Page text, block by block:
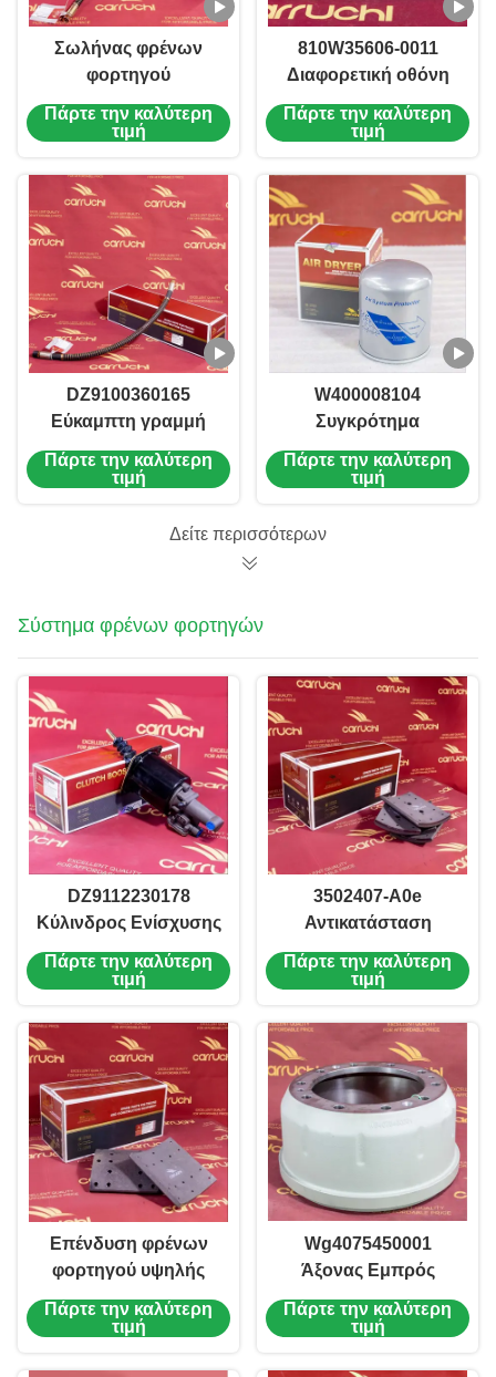
Σωλήνας φρένων
φορτηγού
DZ9100360175,
ανταλλακτικά σασί
SHACMAN F3000
M3000 F2000 XM3000
Πάρτε την καλύτερη
τιμή
810W35606-0011
Διαφορετική οθόνη
HD469-2510011
HOWO Sitrak MCY13
Πάρτε την καλύτερη
τιμή
DZ9100360165
Εύκαμπτη γραμμή
φρένων Ανταλλακτικά
πλαισίου φορτηγού
Πάρτε την καλύτερη
τιμή
W400008104
Συγκρότημα
Στεγνωτήρα Αέρα
DZ96189361078
Dryer Assy ΓΙΑ
Πάρτε την καλύτερη
τιμή
Δείτε περισσότερων
Σύστημα φρένων φορτηγών
DZ9112230178
Κύλινδρος Ενίσχυσης
Συμπλέκτη
KM7800004 Shacman
Ανταλλακτικά
Φορτηγών
Πάρτε την καλύτερη
τιμή
3502407-A0e
Αντικατάσταση
Επένδυσης Φρένων
Για FAW J6 J6p J6l J7
Λειτουργία
Πάρτε την καλύτερη
τιμή
Επένδυση φρένων
φορτηγού υψηλής
ακρίβειας 3502406-
A0e Για FAW J6 J6p
Πάρτε την καλύτερη
τιμή
Wg4075450001
Άξονας Εμπρός
Ταμπούρο Φρένου
Sinotruk Sitrak T5g
Πάρτε την καλύτερη
τιμή